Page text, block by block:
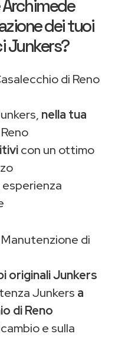
Archimede
dei tuoi
Junkers?
di Reno
nella tua
con un ottimo
esperienza
di
originali Junkers
Junkers a
di Reno
e sulla